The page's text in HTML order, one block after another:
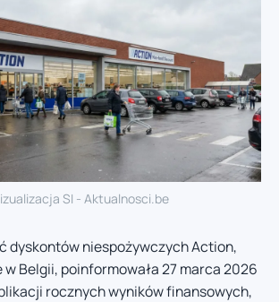
SI - Aktualnosci.be
dyskontów niespożywczych Action,
Belgii, poinformowała 27 marca 2026
rocznych wyników finansowych,